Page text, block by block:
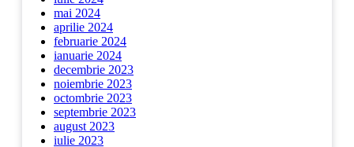
mai 2024
aprilie 2024
februarie 2024
ianuarie 2024
decembrie 2023
noiembrie 2023
octombrie 2023
septembrie 2023
august 2023
iulie 2023